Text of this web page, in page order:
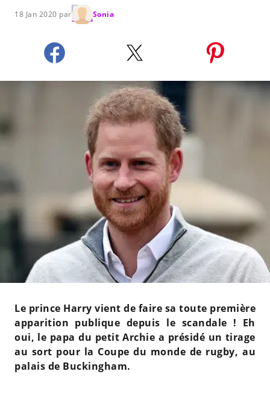
18 Jan 2020 par Sonia
Le prince Harry vient de faire sa toute première
apparition publique depuis le scandale ! Eh
oui, le papa du petit Archie a présidé un tirage
au sort pour la Coupe du monde de rugby, au
palais de Buckingham.